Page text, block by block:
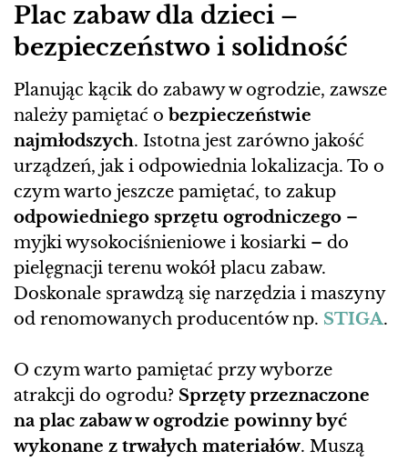
Plac zabaw dla dzieci –
bezpieczeństwo i solidność
Planując kącik do zabawy w ogrodzie, zawsze
należy pamiętać o bezpieczeństwie
najmłodszych. Istotna jest zarówno jakość
urządzeń, jak i odpowiednia lokalizacja. To o
czym warto jeszcze pamiętać, to zakup
odpowiedniego sprzętu ogrodniczego –
myjki wysokociśnieniowe i kosiarki – do
pielęgnacji terenu wokół placu zabaw.
Doskonale sprawdzą się narzędzia i maszyny
od renomowanych producentów np. STIGA.
O czym warto pamiętać przy wyborze
atrakcji do ogrodu? Sprzęty przeznaczone
na plac zabaw w ogrodzie powinny być
wykonane z trwałych materiałów. Muszą